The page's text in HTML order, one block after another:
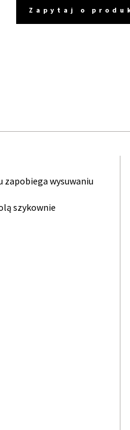
Zapytaj o
zapobiega wysuwaniu
szykownie